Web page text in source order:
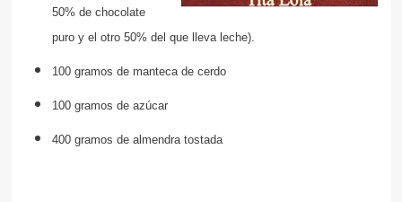
50% de chocolate
puro y el otro 50% del que lleva leche).
100 gramos de manteca de cerdo
100 gramos de azúcar
400 gramos de almendra tostada